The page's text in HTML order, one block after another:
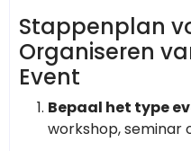
Stappenplan
Organiseren
Event
Bepaal het type
workshop, seminar